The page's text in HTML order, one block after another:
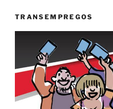
TRANSEMPREGOS